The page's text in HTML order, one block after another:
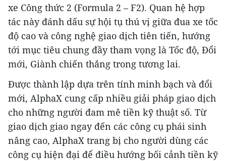
xe Công thức 2 (Formula 2 – F2). Quan hệ hợp
tác này đánh dấu sự hội tụ thú vị giữa đua xe tốc
độ cao và công nghệ giao dịch tiên tiến, hướng
tới mục tiêu chung đầy tham vọng là Tốc độ, Đổi
mới, Giành chiến thắng trong tương lai.
Được thành lập dựa trên tính minh bạch và đổi
mới, AlphaX cung cấp nhiều giải pháp giao dịch
cho những người đam mê tiền kỹ thuật số. Từ
giao dịch giao ngay đến các công cụ phái sinh
nâng cao, AlphaX trang bị cho người dùng các
công cụ hiện đại để điều hướng bối cảnh tiền kỹ